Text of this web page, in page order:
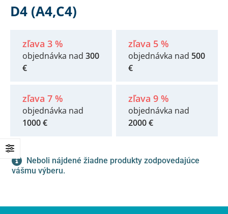
D4 (A4,C4)
zľava 3 %
objednávka nad 300
€
zľava 5 %
objednávka nad 500
€
zľava 7 %
objednávka nad
1000 €
zľava 9 %
objednávka nad
2000 €
Neboli nájdené žiadne produkty zodpovedajúce
vášmu výberu.